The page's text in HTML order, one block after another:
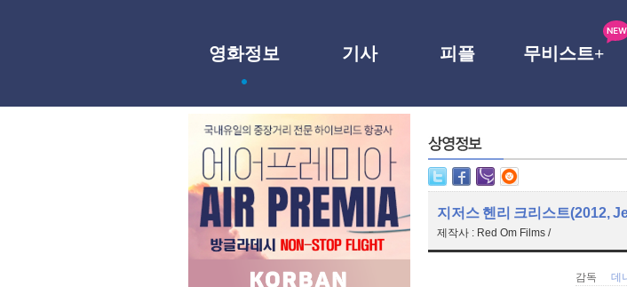
영화정보 기사 피플 무비스트+
지저스 헨리 크리스트(2012,
제작사 : Red Om Films /
감독
데